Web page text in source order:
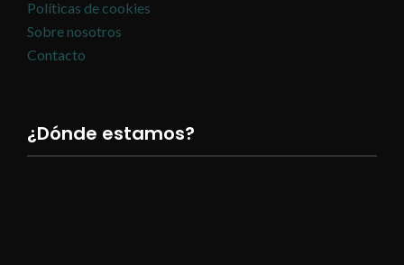
Políticas de cookies
Sobre nosotros
Contacto
¿Dónde estamos?